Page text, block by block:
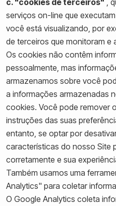
c. "cookies de terceiros" ,
serviços on-line que
você está visualizando, por
de terceiros que monitoram e
Os cookies não contêm
pessoalmente, mas
armazenamos sobre você
a informações armazenadas
cookies. Você pode remover
instruções das suas
entanto, se optar por
características do nosso Site
corretamente e sua
Também usamos uma
Analytics" para coletar
O Google Analytics coleta